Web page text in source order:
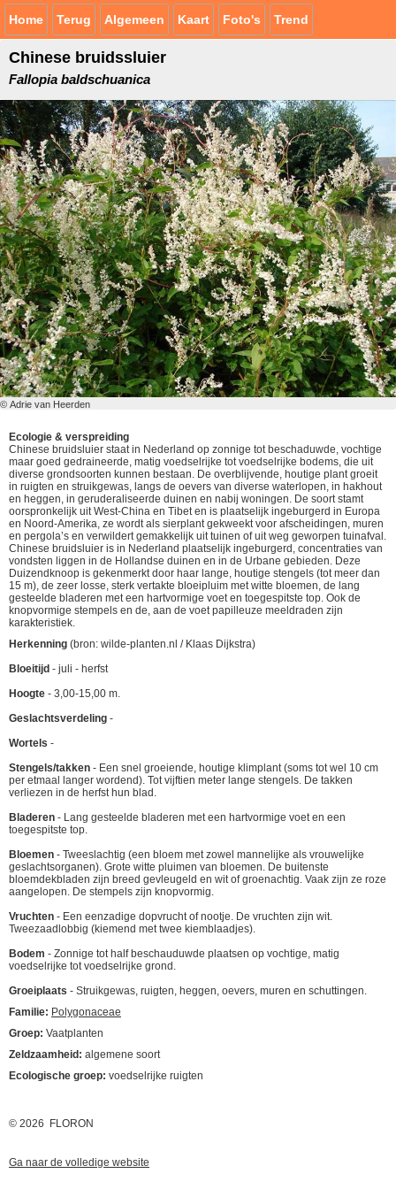
Home Terug Algemeen Kaart Foto's Trend
Chinese bruidssluier
Fallopia baldschuanica
© Adrie van Heerden
Ecologie & verspreiding
Chinese bruidsluier staat in Nederland op zonnige tot beschaduwde, vochtige
maar goed gedraineerde, matig voedselrijke tot voedselrijke bodems, die uit
diverse grondsoorten kunnen bestaan. De overblijvende, houtige plant groeit
in ruigten en struikgewas, langs de oevers van diverse waterlopen, in hakhout
en heggen, in geruderaliseerde duinen en nabij woningen. De soort stamt
oorspronkelijk uit West-China en Tibet en is plaatselijk ingeburgerd in Europa
en Noord-Amerika, ze wordt als sierplant gekweekt voor afscheidingen, muren
en pergola’s en verwildert gemakkelijk uit tuinen of uit weg geworpen tuinafval.
Chinese bruidsluier is in Nederland plaatselijk ingeburgerd, concentraties van
vondsten liggen in de Hollandse duinen en in de Urbane gebieden. Deze
Duizendknoop is gekenmerkt door haar lange, houtige stengels (tot meer dan
15 m), de zeer losse, sterk vertakte bloeipluim met witte bloemen, de lang
gesteelde bladeren met een hartvormige voet en toegespitste top. Ook de
knopvormige stempels en de, aan de voet papilleuze meeldraden zijn
karakteristiek.
Herkenning (bron: wilde-planten.nl / Klaas Dijkstra)
Bloeitijd - juli - herfst
Hoogte - 3,00-15,00 m.
Geslachtsverdeling -
Wortels -
Stengels/takken - Een snel groeiende, houtige klimplant (soms tot wel 10 cm
per etmaal langer wordend). Tot vijftien meter lange stengels. De takken
verliezen in de herfst hun blad.
Bladeren - Lang gesteelde bladeren met een hartvormige voet en een
toegespitste top.
Bloemen - Tweeslachtig (een bloem met zowel mannelijke als vrouwelijke
geslachtsorganen). Grote witte pluimen van bloemen. De buitenste
bloemdekbladen zijn breed gevleugeld en wit of groenachtig. Vaak zijn ze roze
aangelopen. De stempels zijn knopvormig.
Vruchten - Een eenzadige dopvrucht of nootje. De vruchten zijn wit.
Tweezaadlobbig (kiemend met twee kiemblaadjes).
Bodem - Zonnige tot half beschauduwde plaatsen op vochtige, matig
voedselrijke tot voedselrijke grond.
Groeiplaats - Struikgewas, ruigten, heggen, oevers, muren en schuttingen.
Familie: Polygonaceae
Groep: Vaatplanten
Zeldzaamheid: algemene soort
Ecologische groep: voedselrijke ruigten
© 2026 FLORON
Ga naar de volledige website